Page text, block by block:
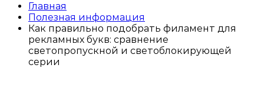
Главная
Полезная информация
Как правильно подобрать филамент для
рекламных букв: сравнение
светопропускной и светоблокирующей
серии